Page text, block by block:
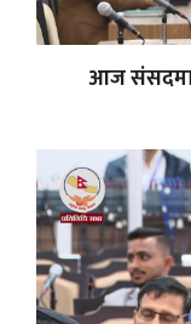
आज संसदमा